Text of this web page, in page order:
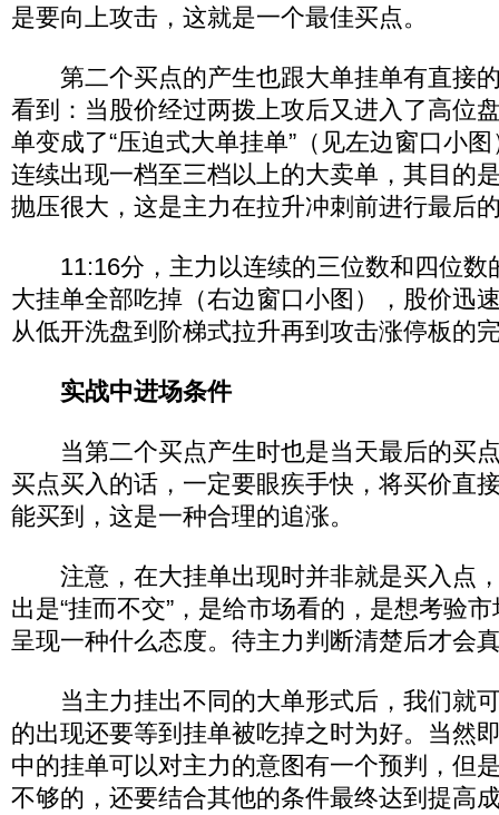
是要向上攻击，这就是一个最佳买点。
第二个买点的产生也跟大单挂单有直接
看到：当股价经过两拨上攻后又进入了高位
单变成了“压迫式大单挂单”（见左边窗口小
连续出现一档至三档以上的大卖单，其目的
抛压很大，这是主力在拉升冲刺前进行最后
11:16分，主力以连续的三位数和四位数
大挂单全部吃掉（右边窗口小图），股价迅
从低开洗盘到阶梯式拉升再到攻击涨停板的
实战中进场条件
当第二个买点产生时也是当天最后的买
买点买入的话，一定要眼疾手快，将买价直
能买到，这是一种合理的追涨。
注意，在大挂单出现时并非就是买入点
出是“挂而不交”，是给市场看的，是想考验
呈现一种什么态度。待主力判断清楚后才会
当主力挂出不同的大单形式后，我们就
的出现还要等到挂单被吃掉之时为好。当然
中的挂单可以对主力的意图有一个预判，但
不够的，还要结合其他的条件最终达到提高